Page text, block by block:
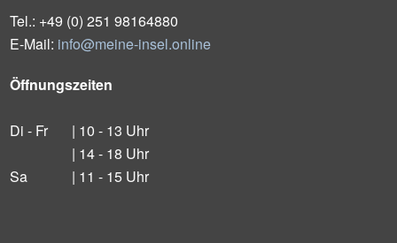
Tel.: +49 (0) 251 98164880
E-Mail: info@meine-insel.online
Öffnungszeiten
Di - Fr
| 10 - 13 Uhr
| 14 - 18 Uhr
Sa
| 11 - 15 Uhr